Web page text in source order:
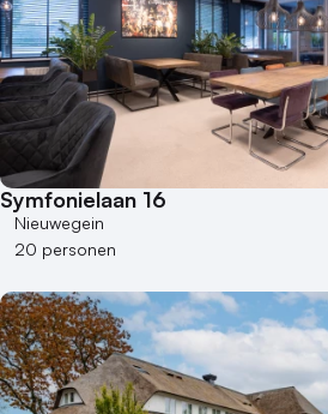
Symfonielaan 16
Nieuwegein
20 personen